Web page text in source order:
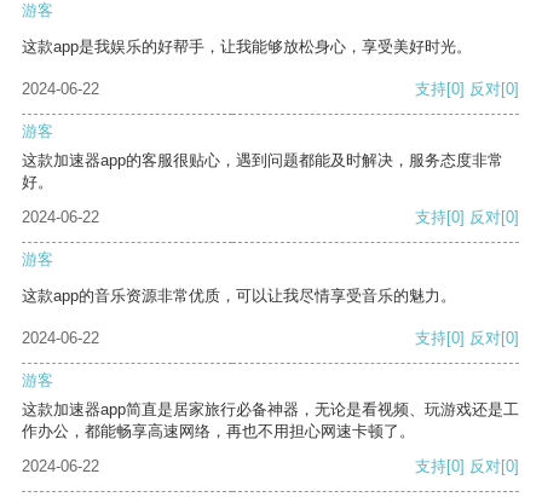
游客
这款app是我娱乐的好帮手，让我能够放松身心，享受美好时光。
2024-06-22 支持[0] 反对[0]
游客
这款加速器app的客服很贴心，遇到问题都能及时解决，服务态度非常
好。
2024-06-22
支持[0] 反对[0]
游客
这款app的音乐资源非常优质，可以让我尽情享受音乐的魅力。
2024-06-22 支持[0] 反对[0]
游客
这款加速器app简直是居家旅行必备神器，无论是看视频、玩游戏还是工
作办公，都能畅享高速网络，再也不用担心网速卡顿了。
2024-06-22
支持[0] 反对[0]